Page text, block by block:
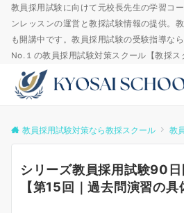
教員採用試験に向けて元校長先生の学習コ
ンレッスンの運営と教採試験情報の提供。
も開講中です。教員採用試験の受験指導な
No.１の教員採用試験対策スクール【教採ス
教員採用試験対策なら教採スクール 教
シリーズ教員採用試験90日
【第15回｜過去問演習の具